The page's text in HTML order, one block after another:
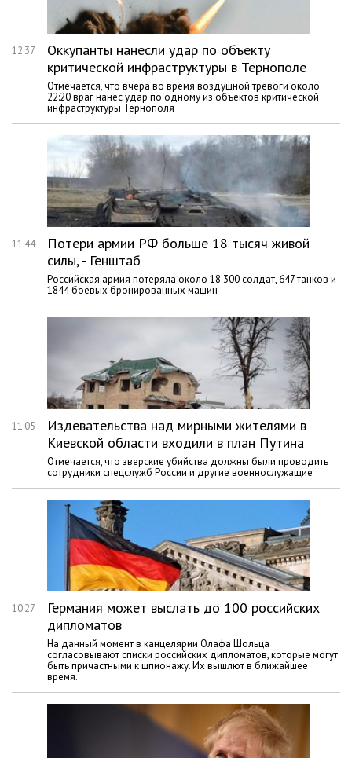
12:37
Оккупанты нанесли удар по объекту
критической инфраструктуры в Тернополе
Отмечается, что вчера во время воздушной тревоги около
22:20 враг нанес удар по одному из объектов критической
инфраструктуры Тернополя
11:44
Потери армии РФ больше 18 тысяч живой
силы, - Генштаб
Российская армия потеряла около 18 300 солдат, 647 танков и
1844 боевых бронированных машин
11:05
Издевательства над мирными жителями в
Киевской области входили в план Путина
Отмечается, что зверские убийства должны были проводить
сотрудники спецслужб России и другие военнослужащие
10:27
Германия может выслать до 100 российских
дипломатов
На данный момент в канцелярии Олафа Шольца
согласовывают списки российских дипломатов, которые могут
быть причастными к шпионажу. Их вышлют в ближайшее
время.